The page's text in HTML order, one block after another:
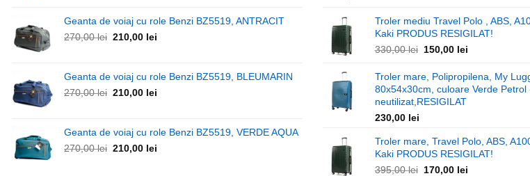
a
fost:
365,00 lei.
este:
Geanta de voiaj cu role Benzi BZ5519, ANTRACIT
270,00lei Prețul
fost:
270,00 lei.
210,00 lei
210,00 lei.
Geanta de voiaj cu role Benzi BZ5519, BLEUMARIN
270,00lei Prețul
fost:
270,00 lei.
210,00 lei
210,00 lei.
Geanta de voiaj cu role Benzi BZ5519, VERDE AQUA
270,00lei Prețul
210,00 lei
a
fost:
este:
230,00 lei.
Troler mediu Travel Polo , ABS,
Kaki PRODUS RESIGILAT!
330,00lei Prețul
a
fost:
330,00 lei.
150,00 leiPrețul
este:
150,00 lei.
Troler mare, Polipropilena, My
80x54x30cm, culoare Verde Petrol
neutilizat,RESIGILAT
230,00 lei
Troler mare, Travel Polo, ABS,
Kaki PRODUS RESIGILAT!
395,00lei Prețul
170,00 leiPrețul